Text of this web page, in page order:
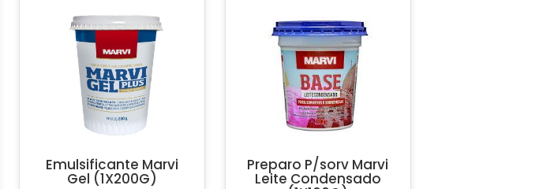
Emulsificante Marvi
Gel (1X200G)
Preparo P/sorv Marvi
Leite Condensado